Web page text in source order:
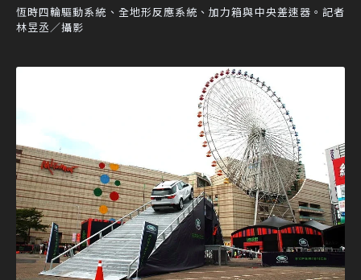
恆時四輪驅動系統、全地形反應系統、加力箱與中央差速器。記者
林昱丞／攝影